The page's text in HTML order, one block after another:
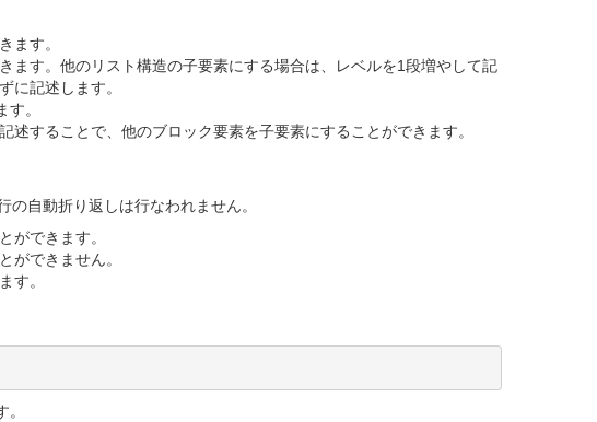
ます。
ます。他のリスト構造の子要素にする場合は、レベルを1段増やして記
に記述します。
。
することで、他のブロック要素を子要素にすることができます。
自動折り返しは行なわれません。
ができます。
ができません。
す。